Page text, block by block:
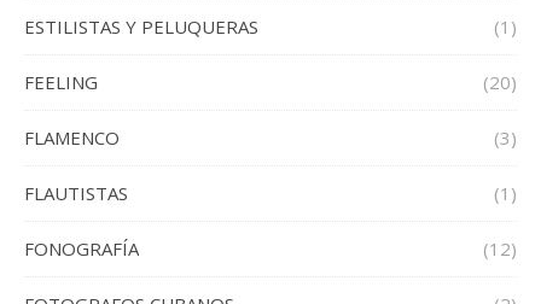
ESTILISTAS Y PELUQUERAS (1)
FEELING (20)
FLAMENCO (3)
FLAUTISTAS (1)
FONOGRAFÍA (12)